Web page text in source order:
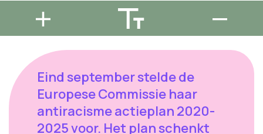
Eind september stelde de
Europese Commissie haar
antiracisme actieplan 2020-
2025 voor. Het plan schenkt